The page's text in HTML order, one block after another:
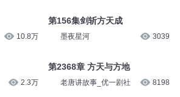
10.8万
2.3万
第156集剑斩方天成
墨夜星河 3039
第2368章 方天与方地
老唐讲故事_优一剧社 8198